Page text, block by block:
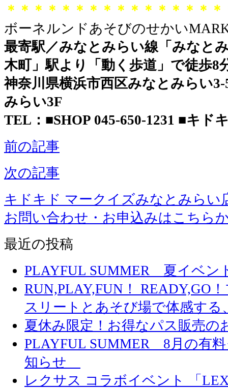
＊＊＊＊＊＊＊＊＊＊＊＊＊＊＊
ボーネルンドあそびのせかい
最寄駅／みなとみらい線「みなと
木町」駅より「動く歩道」で徒歩8
神奈川県横浜市西区みなとみらい
みらい3F
TEL：■SHOP 045-650-1231 ■キド
前の記事
次の記事
キドキド マークイズみなとみらい
お問い合わせ・お申込みはこちら
最近の投稿
PLAYFUL SUMMER 夏イベ
RUN,PLAY,FUN！ READY,GO
スリートとあそび場で体感する
夏休み限定！お得なパス販売の
PLAYFUL SUMMER 8月の有
知らせ
レクサス コラボイベント 「